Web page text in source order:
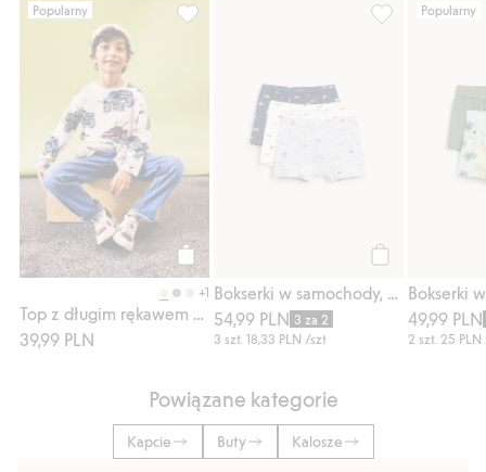
Popularny
Kup
+1
39,99 PLN
54,99 PLN 3 za 2
3 szt.18,33 PLN /szt
Popularny
49,99 PLN
2 szt.25 PLN
Powiązane kategorie
Kapcie Buty Kalosze